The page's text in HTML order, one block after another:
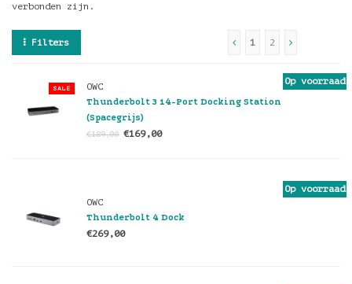
verbonden zijn.
Filters 1 2
Op voorraad
SALE OWC
Thunderbolt 3 14-Port Docking Station
(Spacegrijs)
€189,00 €169,00
Op voorraad
OWC
Thunderbolt 4 Dock
€269,00